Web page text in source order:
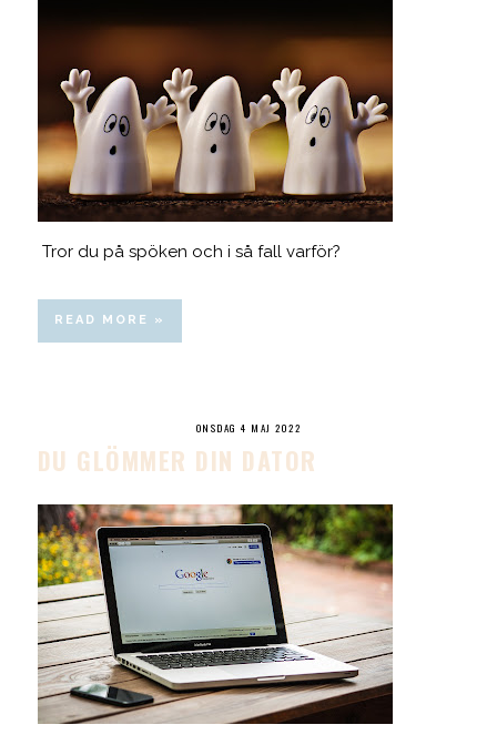
Tror du på spöken och i så fall varför?
READ MORE »
ONSDAG 4 MAJ 2022
DU GLÖMMER DIN DATOR